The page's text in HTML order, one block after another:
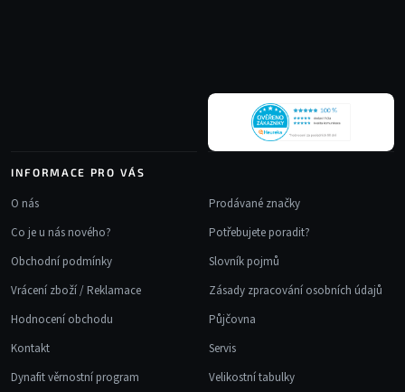
v
y
p
s
u
INFORMACE PRO VÁS
O nás
Co je u nás nového?
Obchodní podmínky
Vrácení zboží / Reklamace
Hodnocení obchodu
Kontakt
Dynafit věrnostní program
Prodávané značky
Potřebujete poradit?
Slovník pojmů
Zásady zpracování osobních údajů
Půjčovna
Servis
Velikostní tabulky